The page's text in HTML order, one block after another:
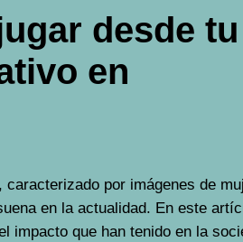
desde
en
por imágenes de
en la actualidad. En este
impacto que han tenido en la